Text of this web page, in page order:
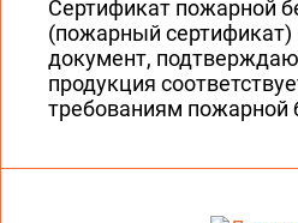
Сертификат пожарной
(пожарный сертификат)
документ,
продукция
требованиям пожарной